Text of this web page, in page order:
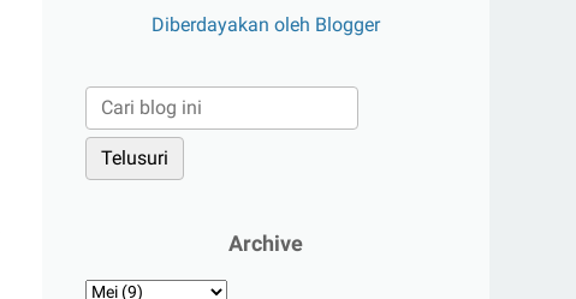
Diberdayakan oleh Blogger
Archive